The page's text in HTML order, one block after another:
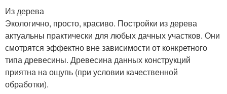
Из дерева
Экологично, просто, красиво. Постройки из дерева
актуальны практически для любых дачных участков. Они
смотрятся эффектно вне зависимости от конкретного
типа древесины. Древесина данных конструкций
приятна на ощупь (при условии качественной
обработки).